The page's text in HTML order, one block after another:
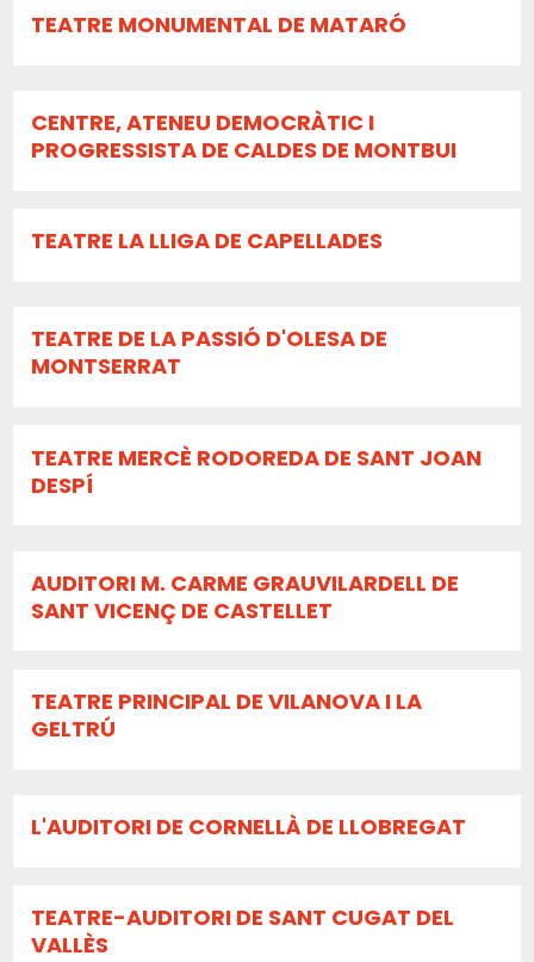
TEATRE MONUMENTAL DE MATARÓ
CENTRE, ATENEU DEMOCRÀTIC I
PROGRESSISTA DE CALDES DE MONTBUI
TEATRE LA LLIGA DE CAPELLADES
TEATRE DE LA PASSIÓ D'OLESA DE
MONTSERRAT
TEATRE MERCÈ RODOREDA DE SANT JOAN
DESPÍ
AUDITORI M. CARME GRAUVILARDELL DE
SANT VICENÇ DE CASTELLET
TEATRE PRINCIPAL DE VILANOVA I LA
GELTRÚ
L'AUDITORI DE CORNELLÀ DE LLOBREGAT
TEATRE-AUDITORI DE SANT CUGAT DEL
VALLÈS